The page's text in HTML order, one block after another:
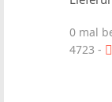
0 mal
4723 -